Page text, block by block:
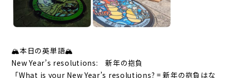
🏔本日の英単語🏔
New Year’s resolutions: 新年の抱負
「What is your New Year’s resolutions? = 新年の抱負はな